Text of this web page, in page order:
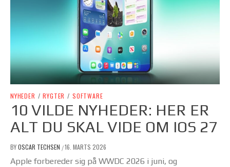
NYHEDER / RYGTER / SOFTWARE
10 VILDE NYHEDER: HER ER
ALT DU SKAL VIDE OM IOS 27
BYOSCAR TECHSEN /16. MARTS 2026
Apple forbereder sig på WWDC 2026 i juni, og